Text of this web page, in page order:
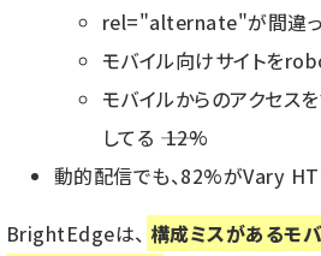
rel="alternate"が間違っ
モバイル向けサイトを
モバイルからのアクセス
してる ―― 12%
動的配信でも、82%がVary
BrightEdgeは、 構成ミスがあるモ